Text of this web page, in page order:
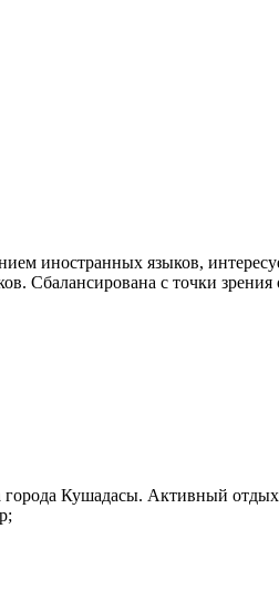
иностранных языков,
Сбалансирована с точки зрения
города Кушадасы. Активный